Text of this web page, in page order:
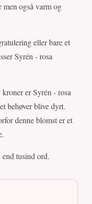
også varm og
eller bare et
Syrén - rosa
er Syrén - rosa
behøver blive dyrt.
denne blomst er et
tusind ord.